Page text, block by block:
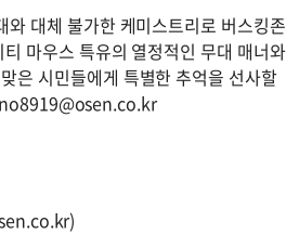
와 대체 불가한 케미스트리로 버스킹존
마우스 특유의 열정적인 무대 매너와
은 시민들에게 특별한 추억을 선사할
)